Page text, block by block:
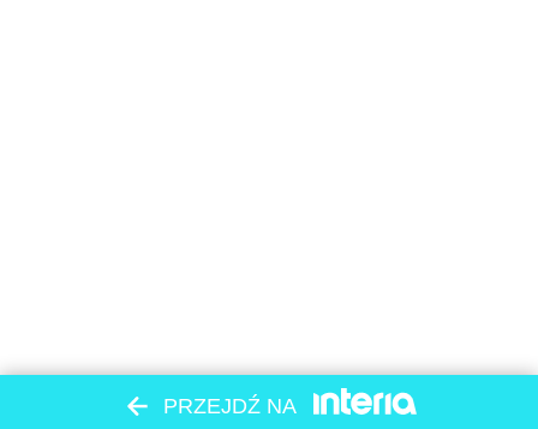
PRZEJDŹ NA